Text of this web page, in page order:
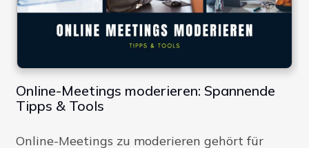
Online-Meetings moderieren: Spannende
Tipps & Tools
Online-Meetings zu moderieren gehört für